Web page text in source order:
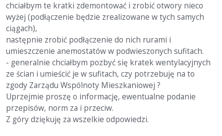
chciałbym te kratki zdemontować i zrobić otwory nieco
wyżej (podłączenie będzie zrealizowane w tych samych
ciągach),
następnie zrobić podłączenie do nich rurami i
umieszczenie anemostatów w podwieszonych sufitach.
- generalnie chciałbym pozbyć się kratek wentylacyjnych
ze ścian i umieścić je w sufitach, czy potrzebuję na to
zgody Zarządu Wspólnoty Mieszkaniowej ?
Uprzejmie proszę o informację, ewentualne podanie
przepisów, norm za i przeciw.
Z góry dziękuję za wszelkie odpowiedzi.